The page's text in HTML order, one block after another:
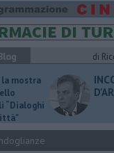
di
la mostra
“Dialoghi